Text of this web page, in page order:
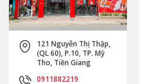
947A Huỳnh Tấn Phát,
Phú Thuận, Q7, TP.HCM
0911422219